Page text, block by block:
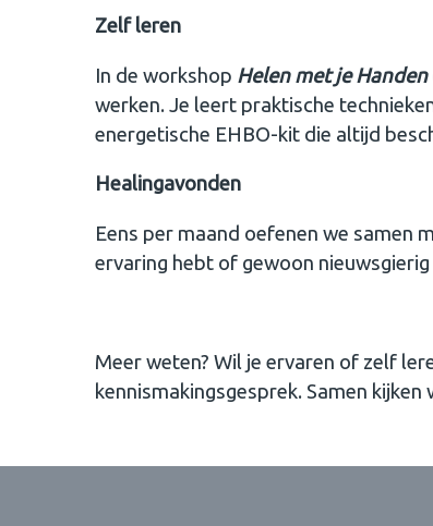
Zelf leren
In de workshop Helen met je Handen
werken. Je leert praktische
energetische EHBO-kit die altijd
Healingavonden
Eens per maand oefenen we samen
ervaring hebt of gewoon
Meer weten? Wil je ervaren of zelf
kennismakingsgesprek. Samen